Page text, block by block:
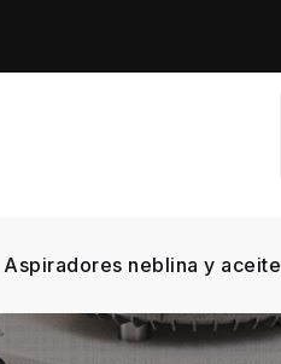
Aspiradores neblina y aceite